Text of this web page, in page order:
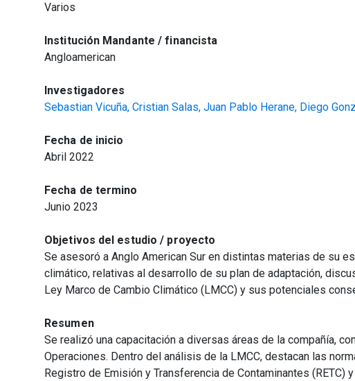
Varios
Institución Mandante / financista
Angloamerican
Investigadores
Sebastian Vicuña, Cristian Salas, Juan Pablo Herane, Diego
Fecha de inicio
Abril 2022
Fecha de termino
Junio 2023
Objetivos del estudio / proyecto
Se asesoró a Anglo American Sur en distintas materias de su
climático, relativas al desarrollo de su plan de adaptación,
Ley Marco de Cambio Climático (LMCC) y sus potenciales
Resumen
Se realizó una capacitación a diversas áreas de la compañía,
Operaciones. Dentro del análisis de la LMCC, destacan las
Registro de Emisión y Transferencia de Contaminantes